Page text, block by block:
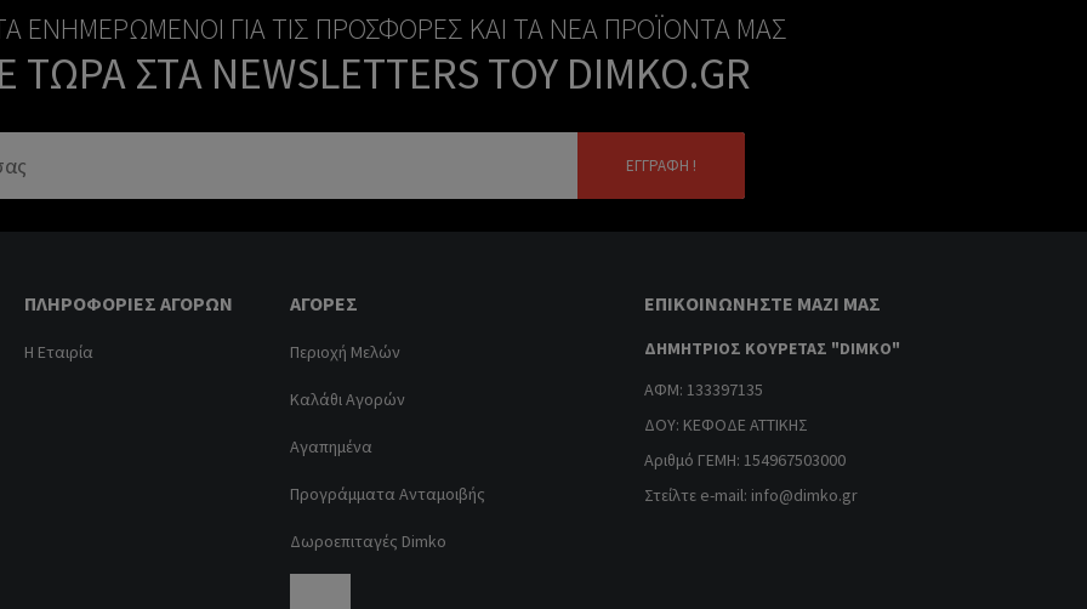
ΕΝΗΜΕΡΩΜΈΝΟΙ ΓΙΑ ΤΙΣ ΠΡΟΣΦΟΡΈΣ ΚΑΙ ΤΑ ΝΈΑ ΠΡΟΪΌΝΤΑ ΜΑΣ
ΤΏΡΑ ΣΤΑ NEWSLETTERS ΤΟΥ DIMKO.GR
ΕΓΓΡΑΦΉ !
ΠΛΗΡΟΦΟΡΊΕΣ ΑΓΟΡΏΝ
Η Εταιρία
ΑΓΟΡΈΣ
Περιοχή Μελών
Καλάθι Αγορών
Αγαπημένα
Προγράμματα Ανταμοιβής
Δωροεπιταγές Dimko
ΕΠΙΚΟΙΝΩΝΉΣΤΕ ΜΑΖΊ ΜΑΣ
ΔΗΜΗΤΡΙΟΣ ΚΟΥΡΕΤΑΣ "DIMKO"
ΑΦΜ: 133397135
ΔΟΥ: ΚΕΦΟΔΕ ΑΤΤΙΚΗΣ
Αριθμό ΓΕΜΗ: 154967503000
Στείλτε e-mail: info@dimko.gr